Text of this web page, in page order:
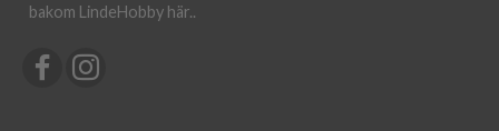
bakom LindeHobby här..